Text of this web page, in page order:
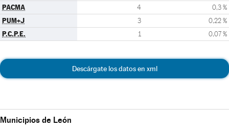
PACMA 4 0,3 %
PUM+J 3 0,22 %
P.C.P.E. 1 0,07 %
Descárgate los datos en xml
Municipios de León